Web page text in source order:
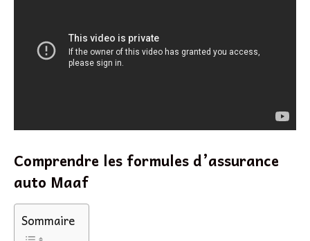
Comprendre les formules d’assurance
auto Maaf
Sommaire